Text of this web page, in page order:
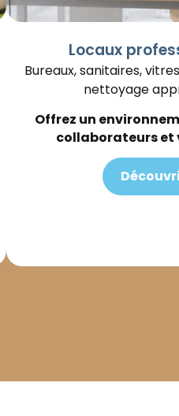
Locaux
Bureaux, sanitaires,
nettoyage
Offrez un
collaborateurs et